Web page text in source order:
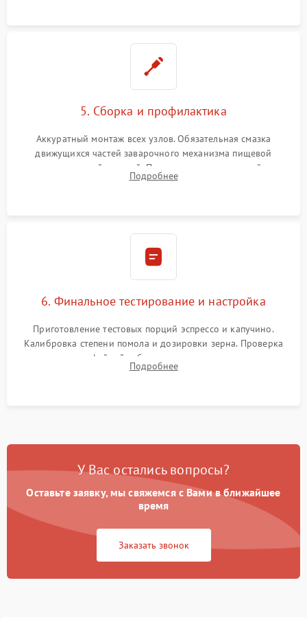
5. Сборка и профилактика
Аккуратный монтаж всех узлов. Обязательная смазка
движущихся частей заварочного механизма пищевой
силиконовой смазкой. Проведение программной
декальцинации и очистки системы от кофейных масел.
Подробнее
6. Финальное тестирование и настройка
Приготовление тестовых порций эспрессо и капучино.
Калибровка степени помола и дозировки зерна. Проверка
плотности кофейной таблетки, температуры напитка и
качества молочной пены. Контроль отсутствия посторонних
Подробнее
У Вас остались вопросы?
Оставьте заявку, мы свяжемся с Вами в ближайшее
время
Заказать звонок